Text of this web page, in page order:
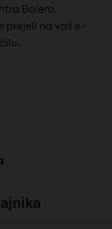
Bolero.
prejeli na vaš e-